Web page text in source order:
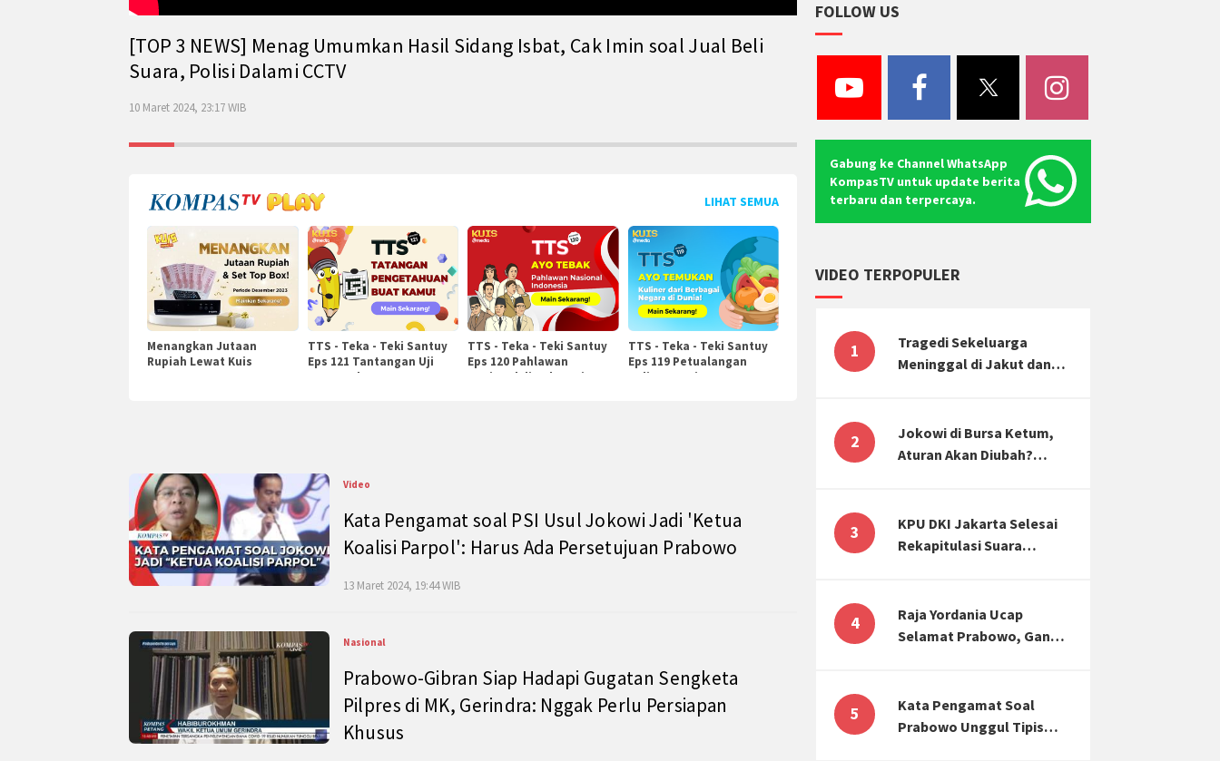
[TOP 3 NEWS] Menag Umumkan Hasil Sidang Isbat, Cak Imin soal Jual Beli
Suara, Polisi Dalami CCTV
10 Maret 2024, 23:17 WIB
LIHAT SEMUA
Menangkan Jutaan
Rupiah Lewat Kuis
TTS - Teka - Teki Santuy
Eps 121 Tantangan Uji
Pengetahuan
TTS - Teka - Teki Santuy
Eps 120 Pahlawan
Nasional di Indonesia
TTS - Teka - Teki Santuy
Eps 119 Petualangan
Kuliner Dunia
Video
Kata Pengamat soal PSI Usul Jokowi Jadi 'Ketua
Koalisi Parpol': Harus Ada Persetujuan Prabowo
13 Maret 2024, 19:44 WIB
Nasional
Prabowo-Gibran Siap Hadapi Gugatan Sengketa
Pilpres di MK, Gerindra: Nggak Perlu Persiapan
Khusus
FOLLOW US
Gabung ke Channel WhatsApp
KompasTV untuk update berita
terbaru dan terpercaya.
VIDEO TERPOPULER
1
Tragedi Sekeluarga
Meninggal di Jakut dan
Mental-Finansial
2
Jokowi di Bursa Ketum,
Aturan Akan Diubah?
3
KPU DKI Jakarta Selesai
Rekapitulasi Suara
Ganjar
4
Raja Yordania Ucap
Selamat Prabowo, Ganjar
3 NEWS]
5
Kata Pengamat Soal
Prabowo Unggul Tipis